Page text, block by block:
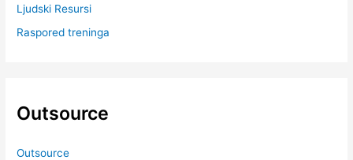
Ljudski Resursi
Raspored treninga
Outsource
Outsource